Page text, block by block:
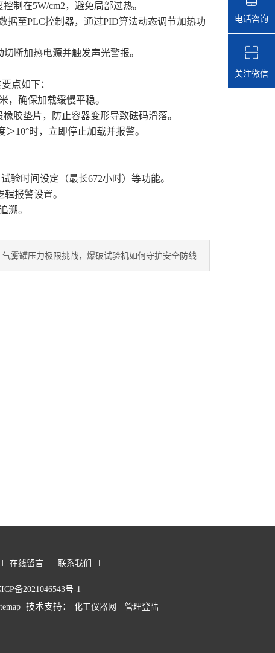
在5W/cm2，避免局部过热。
至PLC控制器，通过PID算法动态调节加热功
断加热电源并触发声光警报。
点如下：
确保加载缓慢平稳。
胶垫片，防止容器变形导致砝码滑落。
10°时，立即停止加载并报警。
时间设定（最长672小时）等功能。
报警设置。
溯。
气雾罐压力极限挑战，爆破试验机如何守护安全防线
在线留言 联系我们
备2021046543号-1
技术支持： 化工仪器网 管理登陆
电话咨询
关注微信